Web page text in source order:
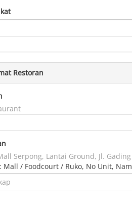
Restoran
Serpong, Lantai Ground, Jl.
: Mall / Foodcourt / Ruko, No Unit,